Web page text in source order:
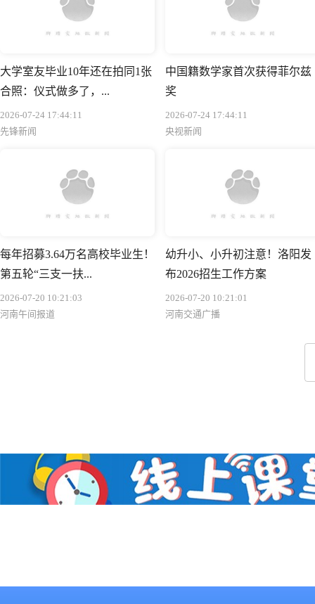
大学室友毕业10年还在拍同1张
合照：仪式做多了，...
2026-07-24 17:44:11
先锋新闻
中国籍数学家首次获得菲尔兹
奖
2026-07-24 17:44:11
央视新闻
每年招募3.64万名高校毕业生！
第五轮“三支一扶...
2026-07-20 10:21:03
河南午间报道
幼升小、小升初注意！洛阳发
布2026招生工作方案
2026-07-20 10:21:01
河南交通广播